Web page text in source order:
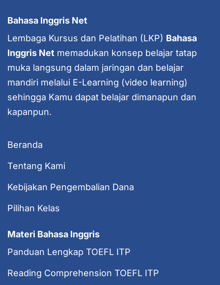
Bahasa Inggris Net
Lembaga Kursus dan Pelatihan (LKP) Bahasa
Inggris Net memadukan konsep belajar tatap
muka langsung dalam jaringan dan belajar
mandiri melalui E-Learning (video learning)
sehingga Kamu dapat belajar dimanapun dan
kapanpun.
Beranda
Tentang Kami
Kebijakan Pengembalian Dana
Pilihan Kelas
Materi Bahasa Inggris
Panduan Lengkap TOEFL ITP
Reading Comprehension TOEFL ITP